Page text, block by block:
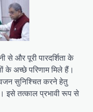
से और पूरी पारदर्शिता के
के अच्छे परिणाम मिले हैं।
सुनिश्चित करने हेतु
इसे तत्काल प्रभावी रूप से